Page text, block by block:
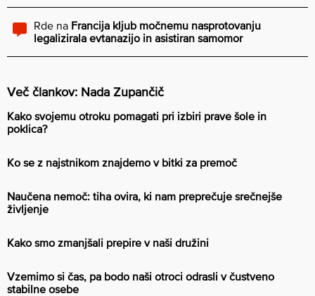
Rde na Francija kljub močnemu nasprotovanju
legalizirala evtanazijo in asistiran samomor
Več člankov: Nada Zupančič
Kako svojemu otroku pomagati pri izbiri prave šole in
poklica?
Ko se z najstnikom znajdemo v bitki za premoč
Naučena nemoč: tiha ovira, ki nam preprečuje srečnejše
življenje
Kako smo zmanjšali prepire v naši družini
Vzemimo si čas, pa bodo naši otroci odrasli v čustveno
stabilne osebe